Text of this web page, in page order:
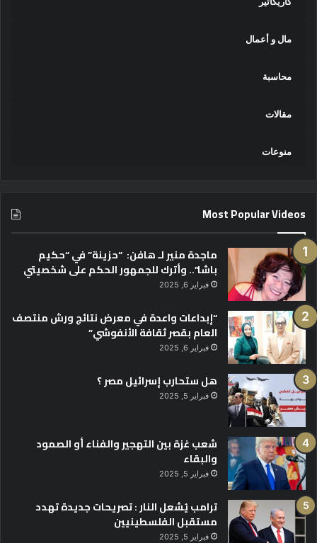
مال و أعمال
محاسبة
مقالات
منوعات
Most Popular Videos
ماجدة منير لـ هافن: “حزينة” في “حكيم
باشا”.. وأترك للجمهور الحكم على شخصيتي
فبراير 6, 2025
“إبداعات واعدة في معرض نتائج ورش منتصف
العام بقصر ثقافة الأنفوشي”
فبراير 6, 2025
هل ستحارب إسرائيل مصر ؟
فبراير 5, 2025
شعب غزة بين التهجير والفناء أو الصمود
والبقاء
فبراير 5, 2025
ترامب يُشعل النار : تصريحات جديدة تهدد
مستقبل الفلسطينيين
فبراير 5, 2025